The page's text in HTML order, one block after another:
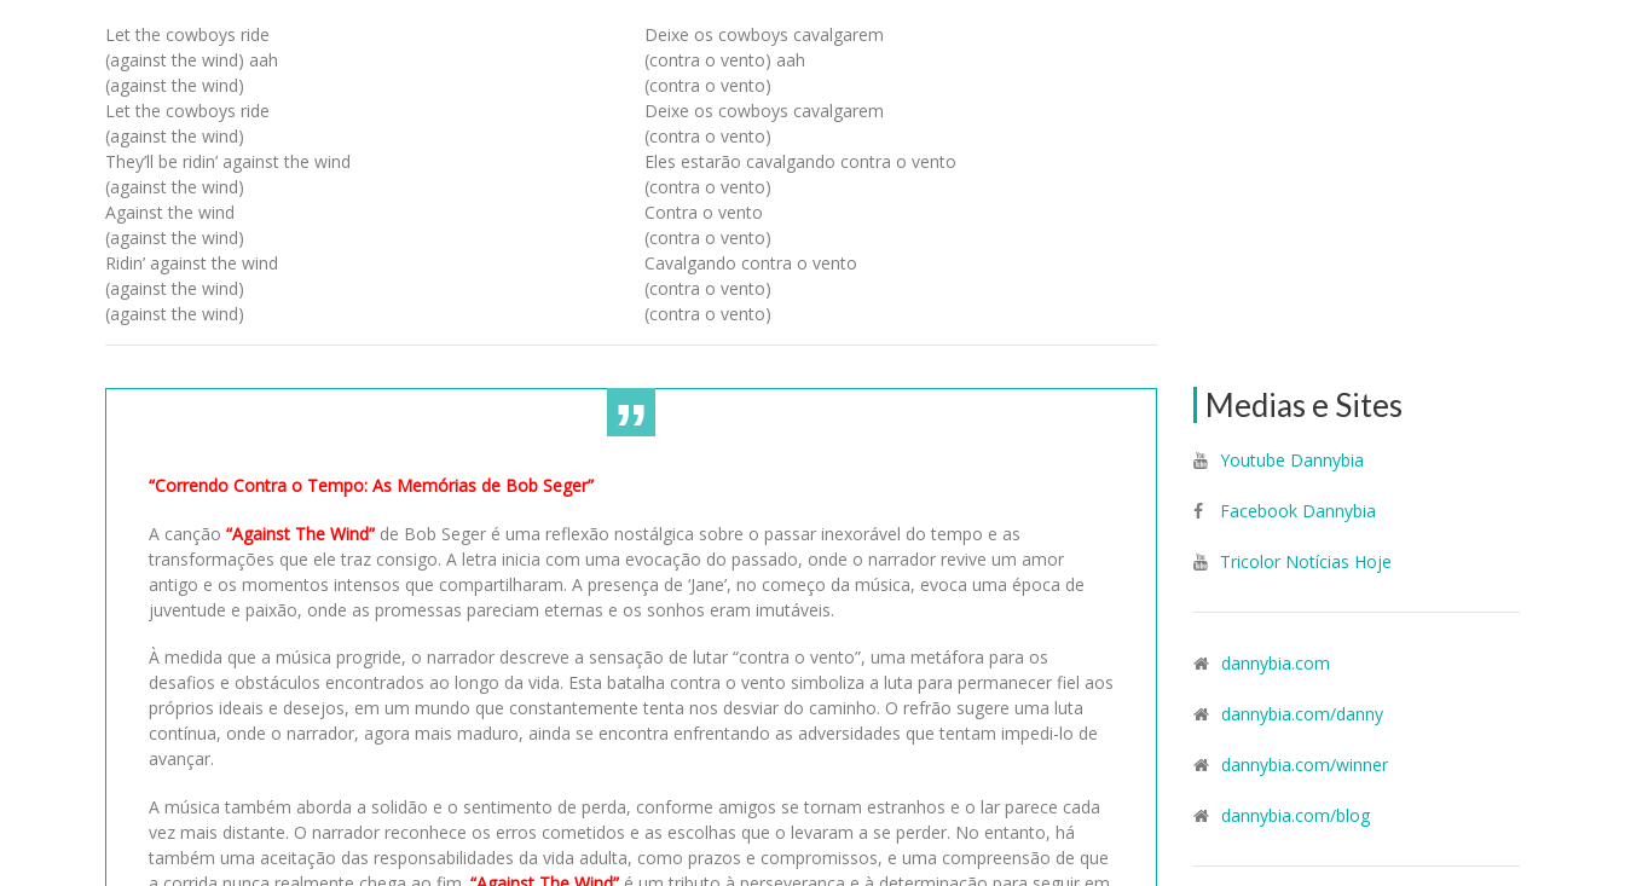
Medias e Sites
Youtube Dannybia
Facebook Dannybia
Tricolor Notícias Hoje
dannybia.com
dannybia.com/danny
dannybia.com/winner
dannybia.com/blog
Let the cowboys ride
(against the wind) aah
(against the wind)
Let the cowboys ride
(against the wind)
They’ll be ridin’ against the wind
(against the wind)
Against the wind
(against the wind)
Ridin’ against the wind
(against the wind)
(against the wind)
Deixe os cowboys cavalgarem
(contra o vento) aah
(contra o vento)
Deixe os cowboys cavalgarem
(contra o vento)
Eles estarão cavalgando contra o vento
(contra o vento)
Contra o vento
(contra o vento)
Cavalgando contra o vento
(contra o vento)
(contra o vento)
“Correndo Contra o Tempo: As Memórias de Bob Seger”
A canção “Against The Wind”de Bob Seger é uma reflexão nostálgica sobre o passar inexorável do tempo e as
transformações que ele traz consigo. A letra inicia com uma evocação do passado, onde o narrador revive um amor
antigo e os momentos intensos que compartilharam. A presença de ‘Jane’, no começo da música, evoca uma época de
juventude e paixão, onde as promessas pareciam eternas e os sonhos eram imutáveis.
À medida que a música progride, o narrador descreve a sensação de lutar “contra o vento”, uma metáfora para os
desafios e obstáculos encontrados ao longo da vida. Esta batalha contra o vento simboliza a luta para permanecer fiel aos
próprios ideais e desejos, em um mundo que constantemente tenta nos desviar do caminho. O refrão sugere uma luta
contínua, onde o narrador, agora mais maduro, ainda se encontra enfrentando as adversidades que tentam impedi-lo de
avançar.
A música também aborda a solidão e o sentimento de perda, conforme amigos se tornam estranhos e o lar parece cada
vez mais distante. O narrador reconhece os erros cometidos e as escolhas que o levaram a se perder. No entanto, há
também uma aceitação das responsabilidades da vida adulta, como prazos e compromissos, e uma compreensão de que